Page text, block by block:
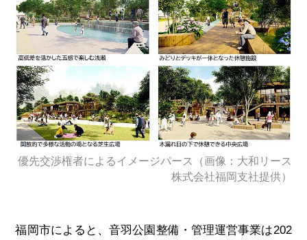
優先交渉権者によるイメージパース（画像：大和リース
株式会社福岡支社提供）
福岡市によると、音羽公園整備・管理運営事業は202